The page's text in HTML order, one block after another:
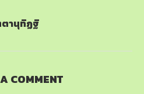
านุทิฏฐิ
COMMENT